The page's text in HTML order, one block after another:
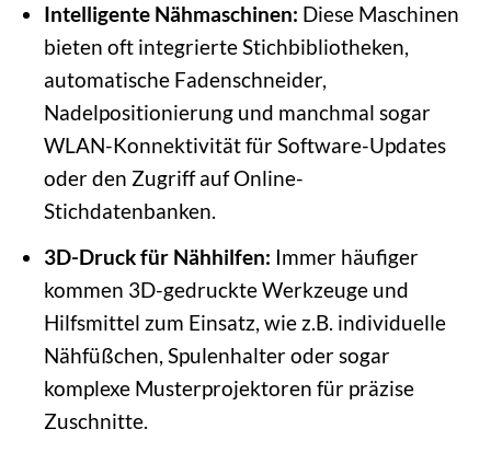
Intelligente Nähmaschinen: Diese Maschinen
bieten oft integrierte Stichbibliotheken,
automatische Fadenschneider,
Nadelpositionierung und manchmal sogar
WLAN-Konnektivität für Software-Updates
oder den Zugriff auf Online-
Stichdatenbanken.
3D-Druck für Nähhilfen: Immer häufiger
kommen 3D-gedruckte Werkzeuge und
Hilfsmittel zum Einsatz, wie z.B. individuelle
Nähfüßchen, Spulenhalter oder sogar
komplexe Musterprojektoren für präzise
Zuschnitte.